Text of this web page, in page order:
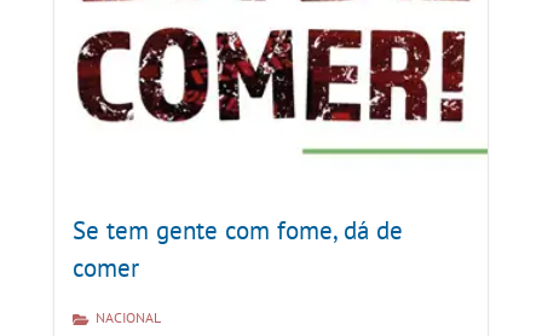
Se tem gente com fome, dá de
comer
NACIONAL